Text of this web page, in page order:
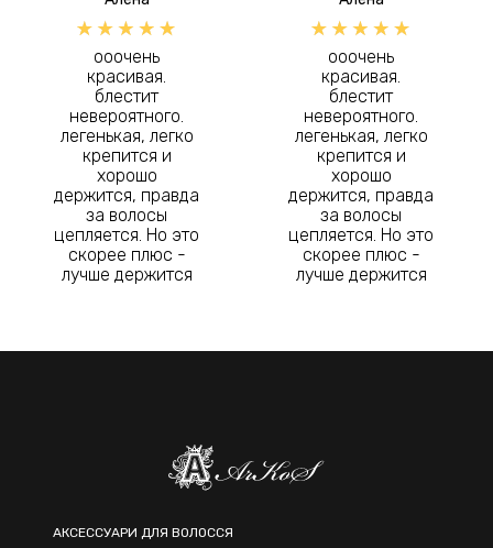
ооочень
красивая.
блестит
невероятного.
легенькая, легко
крепится и
хорошо
держится, правда
за волосы
цепляется. Но это
скорее плюс -
лучше держится
ооочень
красивая.
блестит
невероятного.
легенькая, легко
крепится и
хорошо
держится, правда
за волосы
цепляется. Но это
скорее плюс -
лучше держится
АКСЕССУАРИ ДЛЯ ВОЛОССЯ